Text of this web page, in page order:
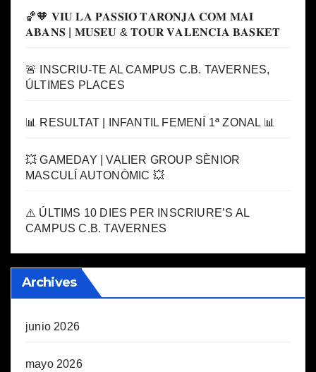
🏀🧡 𝐕𝐈𝐔 𝐋𝐀 𝐏𝐀𝐒𝐒𝐈𝐎́ 𝐓𝐀𝐑𝐎𝐍𝐉𝐀 𝐂𝐎𝐌 𝐌𝐀𝐈
𝐀𝐁𝐀𝐍𝐒 | 𝐌𝐔𝐒𝐄𝐔 & 𝐓𝐎𝐔𝐑 𝐕𝐀𝐋𝐄𝐍𝐂𝐈𝐀 𝐁𝐀𝐒𝐊𝐄𝐓
🚨 INSCRIU-TE AL CAMPUS C.B. TAVERNES,
ÚLTIMES PLACES
📊 RESULTAT | INFANTIL FEMENÍ 1ª ZONAL 📊
💥 GAMEDAY | VALIER GROUP SÈNIOR
MASCULÍ AUTONÒMIC 💥
⚠️ ÚLTIMS 10 DIES PER INSCRIURE’S AL
CAMPUS C.B. TAVERNES
Archives
junio 2026
mayo 2026